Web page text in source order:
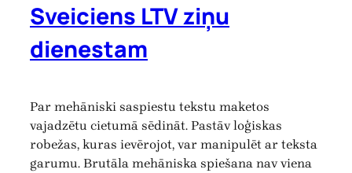
Sveiciens LTV ziņu
dienestam
Par mehāniski saspiestu tekstu maketos
vajadzētu cietumā sēdināt. Pastāv loģiskas
robežas, kuras ievērojot, var manipulēt ar teksta
garumu. Brutāla mehāniska spiešana nav viena